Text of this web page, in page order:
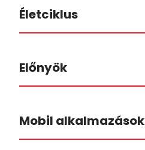
Életciklus
Előnyök
Mobil alkalmazások